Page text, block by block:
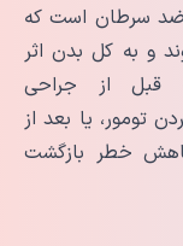
ضد سرطان است که
و به کل بدن اثر
قبل از جراحی
تومور، یا بعد از
خطر بازگشت